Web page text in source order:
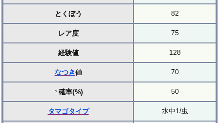
とくぼう 82
レア度 75
経験値 128
なつき値 70
♀確率(%) 50
タマゴタイプ 水中1/虫